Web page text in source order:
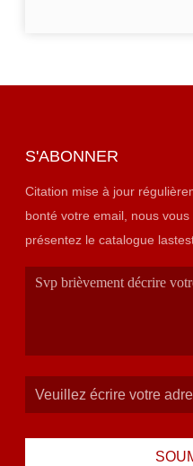
S'ABONNER
Citation mise à jour
bonté votre email, nous
présentez le catalogue